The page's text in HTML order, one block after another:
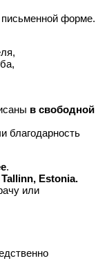
форме.
в свободной
благодарность
.
Tallinn, Estonia.
или